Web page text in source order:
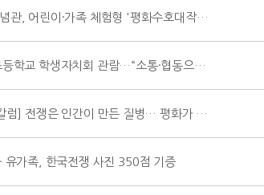
관, 어린이·가족 체험형 '평화수호대작…
등학교 학생자치회 관람…“소통·협동으…
럼] 전쟁은 인간이 만든 질병… 평화가 …
유가족, 한국전쟁 사진 350점 기증